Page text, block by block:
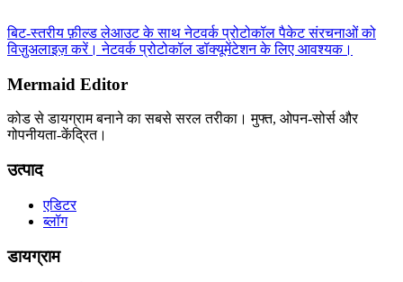
बिट-स्तरीय फ़ील्ड लेआउट के साथ नेटवर्क प्रोटोकॉल पैकेट संरचनाओं को
विज़ुअलाइज़ करें। नेटवर्क प्रोटोकॉल डॉक्यूमेंटेशन के लिए आवश्यक।
Mermaid Editor
कोड से डायग्राम बनाने का सबसे सरल तरीका। मुफ्त, ओपन-सोर्स और
गोपनीयता-केंद्रित।
उत्पाद
एडिटर
ब्लॉग
डायग्राम